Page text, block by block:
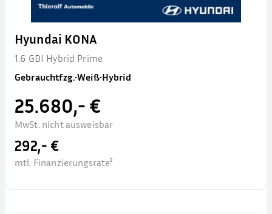
Hyundai KONA
1.6 GDI Hybrid Prime
Gebrauchtfzg.•Weiß•Hybrid
25.680,- €
MwSt. nicht ausweisbar
292,- €
mtl. Finanzierungsrate²